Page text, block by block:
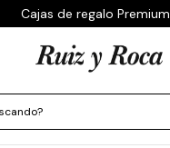
Cajas de regalo Premium